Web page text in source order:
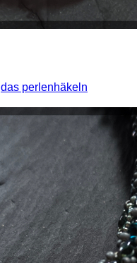
das perlenhäkeln